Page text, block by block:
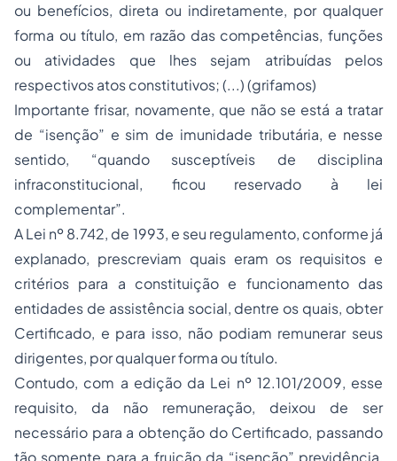
ou benefícios, direta ou indiretamente, por qualquer
forma ou título, em razão das competências, funções
ou atividades que lhes sejam atribuídas pelos
respectivos atos constitutivos; (...) (grifamos)
Importante frisar, novamente, que não se está a tratar
de “isenção” e sim de imunidade tributária, e nesse
sentido, “quando susceptíveis de disciplina
infraconstitucional, ficou reservado à lei
complementar”.
A Lei nº 8.742, de 1993, e seu regulamento, conforme já
explanado, prescreviam quais eram os requisitos e
critérios para a constituição e funcionamento das
entidades de assistência social, dentre os quais, obter
Certificado, e para isso, não podiam remunerar seus
dirigentes, por qualquer forma ou título.
Contudo, com a edição da Lei nº 12.101/2009, esse
requisito, da não remuneração, deixou de ser
necessário para a obtenção do Certificado, passando
tão somente para a fruição da “isenção” previdência,